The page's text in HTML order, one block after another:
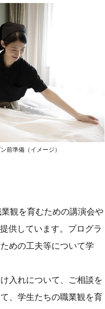
前準備（イメージ）
観を育むための講演会や
供しています。プログラ
めの工夫等について学
入れについて、ご相談を
、学生たちの職業観を育